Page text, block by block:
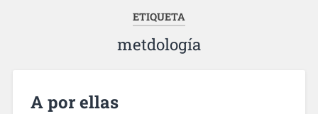
ETIQUETA
metdología
A por ellas